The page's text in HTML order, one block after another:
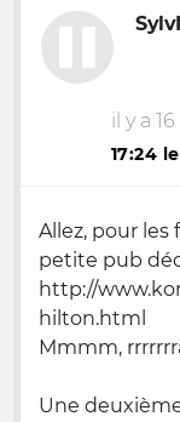
il y a
17:24
Allez, pour
petite pub
http://
hilton.html
Mmmm,
Une